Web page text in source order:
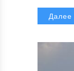
Далее